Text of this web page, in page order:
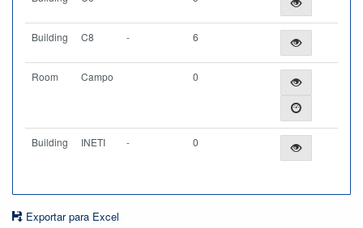
Building C8 - 6
Room Campo 0
Building INETI - 0
Exportar para Excel